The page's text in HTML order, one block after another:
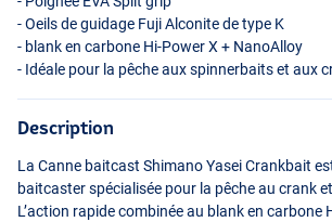
- Oeils de guidage Fuji Alconite de type K
- blank en carbone Hi-Power X + NanoAlloy
- Idéale pour la pêche aux spinnerbaits et aux
Description
La Canne baitcast Shimano Yasei Crankbait
baitcaster spécialisée pour la pêche au crank
L’action rapide combinée au blank en carbone